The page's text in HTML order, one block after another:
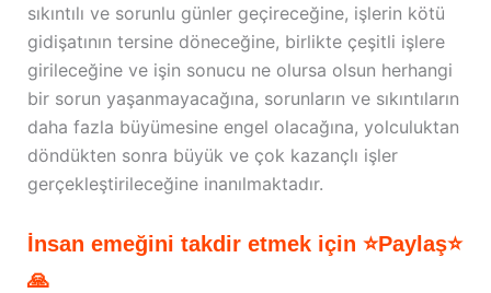
sıkıntılı ve sorunlu günler geçireceğine, işlerin kötü
gidişatının tersine döneceğine, birlikte çeşitli işlere
girileceğine ve işin sonucu ne olursa olsun herhangi
bir sorun yaşanmayacağına, sorunların ve sıkıntıların
daha fazla büyümesine engel olacağına, yolculuktan
döndükten sonra büyük ve çok kazançlı işler
gerçekleştirileceğine inanılmaktadır.
İnsan emeğini takdir etmek için ⭐Paylaş⭐
🙏